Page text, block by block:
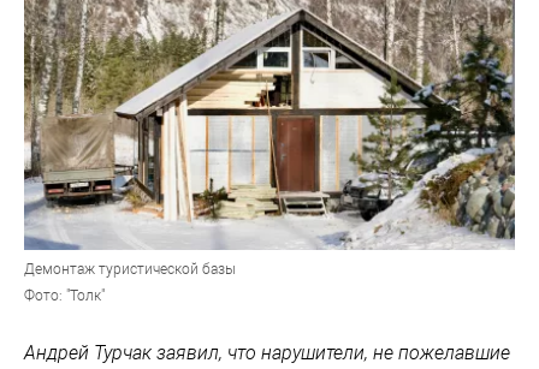
Демонтаж туристической базы
Фото: "Толк"
Андрей Турчак заявил, что нарушители, не пожелавшие